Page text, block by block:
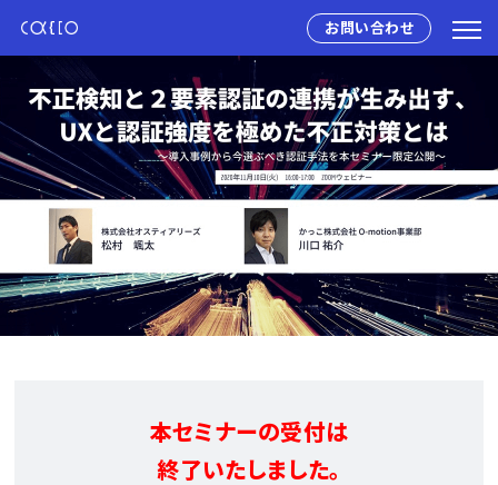
お問い合わせ
本セミナーの受付は
終了いたしました。